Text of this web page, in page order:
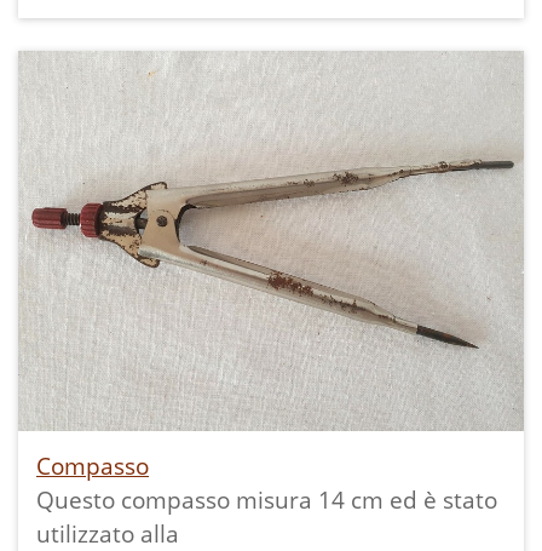
Compasso
Questo compasso misura 14 cm ed è stato
utilizzato alla